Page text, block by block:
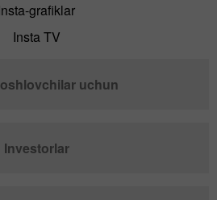
grafiklar
Insta TV
uchun
Investorlar